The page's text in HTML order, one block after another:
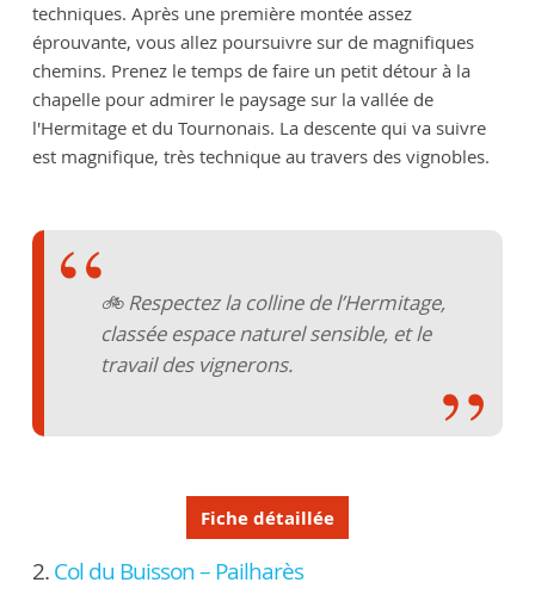
techniques. Après une première montée assez
éprouvante, vous allez poursuivre sur de magnifiques
chemins. Prenez le temps de faire un petit détour à la
chapelle pour admirer le paysage sur la vallée de
l'Hermitage et du Tournonais. La descente qui va suivre
est magnifique, très technique au travers des vignobles.
🚲 Respectez la colline de l’Hermitage,
classée espace naturel sensible, et le
travail des vignerons.
Fiche détaillée
2.Col du Buisson – Pailharès